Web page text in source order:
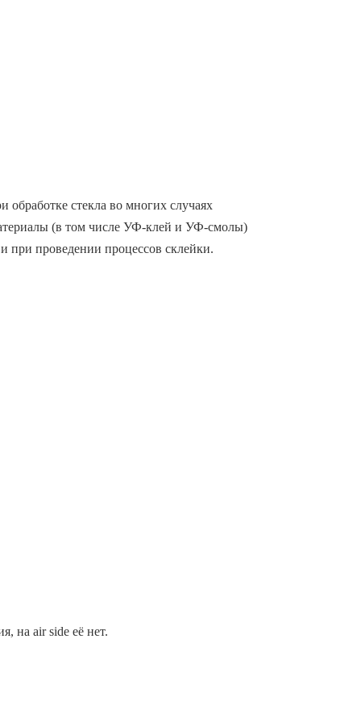
обработке стекла во многих случаях
(в том числе УФ-клей и УФ-смолы)
при проведении процессов склейки.
на air side её нет.